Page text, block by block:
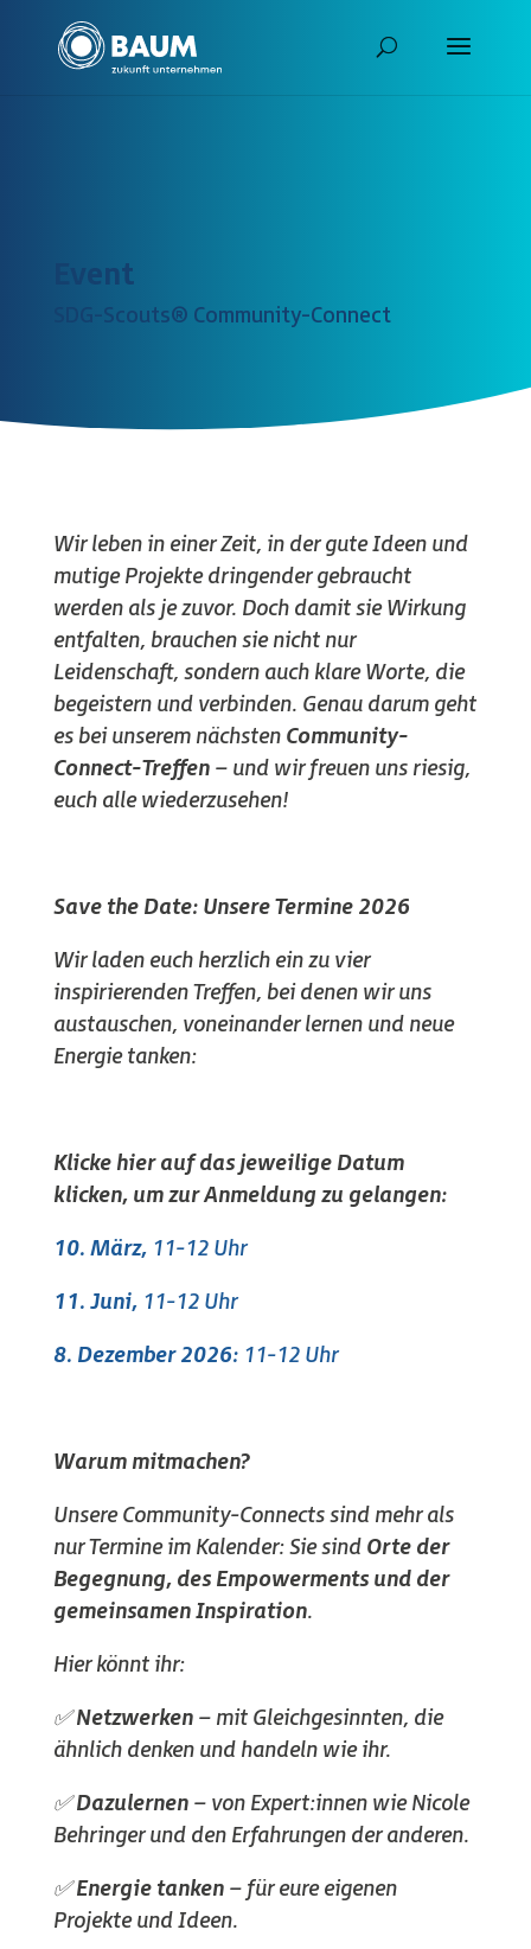
Event
SDG-Scouts® Community-Connect
Wir leben in einer Zeit, in der gute Ideen und
mutige Projekte dringender gebraucht
werden als je zuvor. Doch damit sie Wirkung
entfalten, brauchen sie nicht nur
Leidenschaft, sondern auch klare Worte, die
begeistern und verbinden. Genau darum geht
es bei unserem nächsten Community-
Connect-Treffen– und wir freuen uns riesig,
euch alle wiederzusehen!
Save the Date: Unsere Termine 2026
Wir laden euch herzlich ein zu vier
inspirierenden Treffen, bei denen wir uns
austauschen, voneinander lernen und neue
Energie tanken:
Klicke hier auf das jeweilige Datum
klicken, um zur Anmeldung zu gelangen:
10. März, 11-12 Uhr
11. Juni, 11-12 Uhr
8. Dezember 2026: 11-12 Uhr
Warum mitmachen?
Unsere Community-Connects sind mehr als
nur Termine im Kalender: Sie sind Orte der
Begegnung, des Empowerments und der
gemeinsamen Inspiration.
Hier könnt ihr:
✅Netzwerken– mit Gleichgesinnten, die
ähnlich denken und handeln wie ihr.
✅Dazulernen– von Expert:innen wie Nicole
Behringer und den Erfahrungen der anderen.
✅Energie tanken– für eure eigenen
Projekte und Ideen.